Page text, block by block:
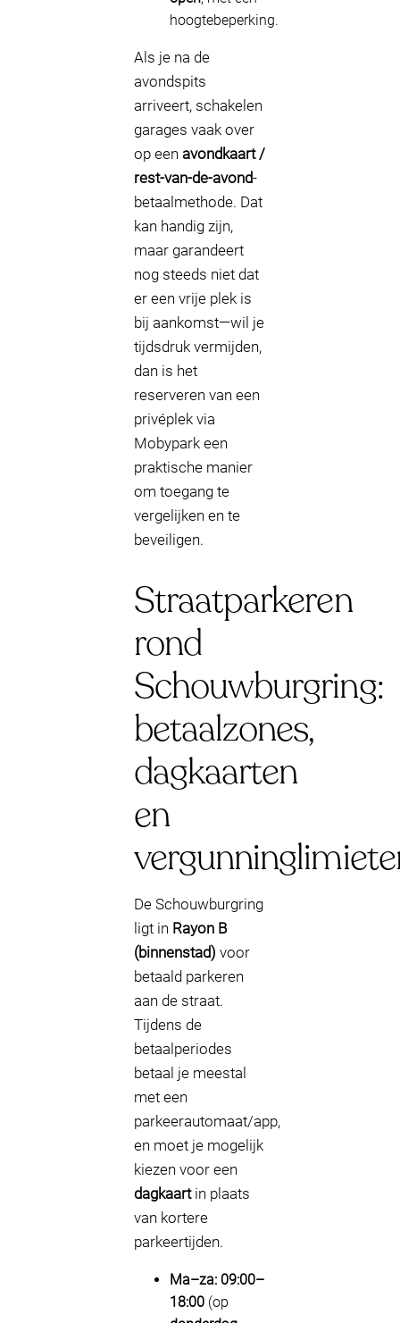
hoogtebeperking.
Als je na de
avondspits
arriveert, schakelen
garages vaak over
op een avondkaart /
rest-van-de-avond-
betaalmethode. Dat
kan handig zijn,
maar garandeert
nog steeds niet dat
er een vrije plek is
bij aankomst—wil je
tijdsdruk vermijden,
dan is het
reserveren van een
privéplek via
Mobypark een
praktische manier
om toegang te
vergelijken en te
beveiligen.
Straatparkeren
rond
Schouwburgring:
betaalzones,
dagkaarten
en
De Schouwburgring
ligt in Rayon B
(binnenstad) voor
betaald parkeren
aan de straat.
Tijdens de
betaalperiodes
betaal je meestal
met een
parkeerautomaat/app,
en moet je mogelijk
kiezen voor een
dagkaartin plaats
van kortere
parkeertijden.
Ma–za: 09:00–
18:00 (op